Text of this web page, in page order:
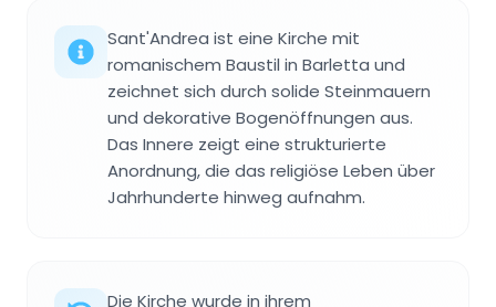
Sant'Andrea ist eine Kirche mit
romanischem Baustil in Barletta und
zeichnet sich durch solide Steinmauern
und dekorative Bogenöffnungen aus.
Das Innere zeigt eine strukturierte
Anordnung, die das religiöse Leben über
Jahrhunderte hinweg aufnahm.
Die Kirche wurde in ihrem